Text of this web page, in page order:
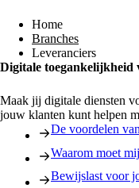
Home
Branches
Leveranciers
Digitale toegankelijkheid
Maak jij digitale diensten
jouw klanten kunt helpen
De voordelen
Waarom moet
Bewijslast voor